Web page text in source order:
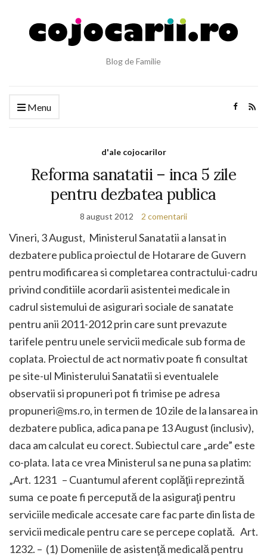
Blog de Familie
Menu
d'ale cojocarilor
Reforma sanatatii – inca 5 zile
pentru dezbatea publica
8 august 2012 2 comentarii
Vineri, 3 August, Ministerul Sanatatii a lansat in
dezbatere publica proiectul de Hotarare de Guvern
pentru modificarea si completarea contractului-cadru
privind conditiile acordarii asistentei medicale in
cadrul sistemului de asigurari sociale de sanatate
pentru anii 2011-2012 prin care sunt prevazute
tarifele pentru unele servicii medicale sub forma de
coplata. Proiectul de act normativ poate fi consultat
pe site-ul Ministerului Sanatatii si eventualele
observatii si propuneri pot fi trimise pe adresa
propuneri@ms.ro, in termen de 10 zile de la lansarea in
dezbatere publica, adica pana pe 13 August (inclusiv),
daca am calculat eu corect. Subiectul care „arde” este
co-plata. Iata ce vrea Ministerul sa ne puna sa platim:
„Art. 1231 – Cuantumul aferent coplăţii reprezintă
suma ce poate fi percepută de la asiguraţi pentru
serviciile medicale accesate care fac parte din lista de
servicii medicale pentru care se percepe coplată. Art.
1232. – (1) Domeniile de asistenţă medicală pentru